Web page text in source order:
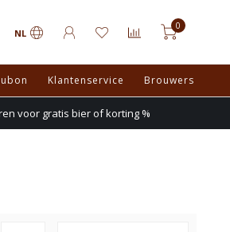
NL
0
Klantenservice Brouwers
voor gratis bier of korting %